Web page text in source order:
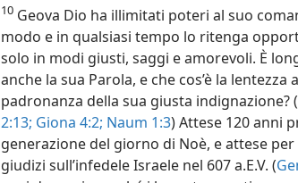
10 Geova Dio ha illimitati poteri al suo
modo e in qualsiasi tempo lo ritenga
solo in modi giusti, saggi e amorevoli. È
anche la sua Parola, e che cos’è la lentezza
padronanza della sua giusta indignazione? (
2:13; Giona 4:2; Naum 1:3) Attese 120 anni
generazione del giorno di Noè, e attese
giudizi sull’infedele Israele nel 607 a.E.V. (